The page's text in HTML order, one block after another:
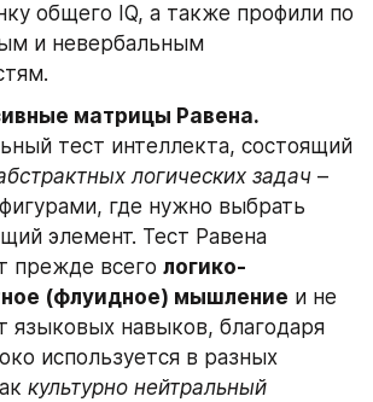
общего IQ, а также профили по
и невербальным
матрицы Равена.
тест интеллекта, состоящий
логических задач –
где нужно выбрать
элемент. Тест Равена
прежде всего логико-
(флуидное) мышление и не
языковых навыков, благодаря
используется в разных
культурно нейтральный